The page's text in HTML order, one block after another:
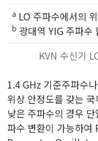
KVN 수신기
a LO 주파수에서의
b 광대역 YIG 주파수
1.4 GHz 기준주파수
위상 안정도를 갖는
낮은 주파수의 경우
파수 변환이 가능하